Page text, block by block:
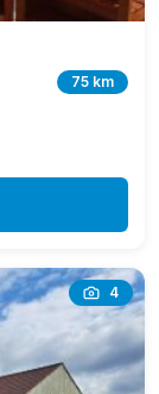
75 km
4